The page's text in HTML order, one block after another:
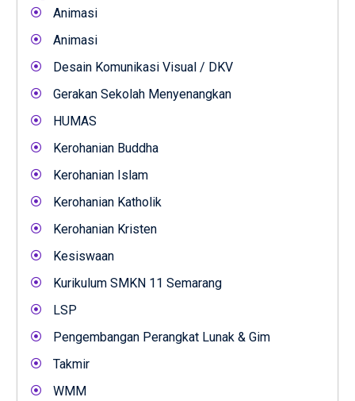
Animasi
Animasi
Desain Komunikasi Visual / DKV
Gerakan Sekolah Menyenangkan
HUMAS
Kerohanian Buddha
Kerohanian Islam
Kerohanian Katholik
Kerohanian Kristen
Kesiswaan
Kurikulum SMKN 11 Semarang
LSP
Pengembangan Perangkat Lunak & Gim
Takmir
WMM